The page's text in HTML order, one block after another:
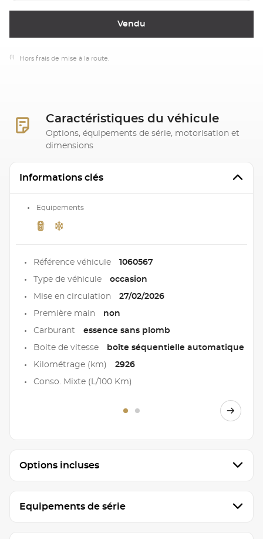
Vendu
(1) Hors frais de mise à la route.
Caractéristiques du véhicule
Options, équipements de série, motorisation et
dimensions
Informations clés
Equipements
Référence véhicule 1060567
Type de véhicule occasion
Mise en circulation 27/02/2026
Première main non
Carburant essence sans plomb
Boite de vitesse boîte séquentielle automatique
Kilométrage (km) 2926
Conso. Mixte (L/100 Km)
Options incluses
Equipements de série